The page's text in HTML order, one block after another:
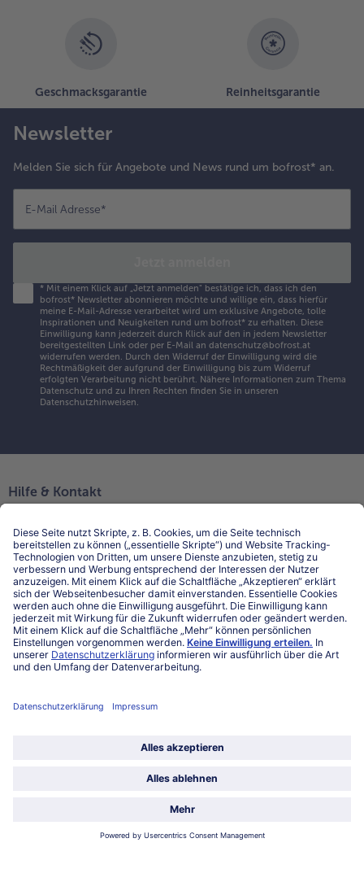
Geschmacksgarantie Reinheitsgarantie
Newsletter
Melden Sie sich für Angebote und News rund um bofrost* an.
E-Mail Adresse*
* Mit einem Klick auf „Jetzt anmelden" bestätige ich, dass ich den
bofrost* Newsletter abonnieren möchte und willige ein, dass hierfür
meine E-Mail-Adresse verarbeitet wird um exklusive Angebote, tolle
Inspirationen und Neuigkeiten rund um bofrost* zu erhalten. Diese
Einwilligung kann jederzeit durch Klick auf den in jedem Newsletter
bereitgestellten Link oder per E-Mail an datenschutz@bofrost.at
widerrufen werden. Durch den Widerruf der Einwilligung wird die
Rechtmäßigkeit der aufgrund der Einwilligung bis zum Widerruf
erfolgten Verarbeitung nicht berührt. Nähere Informationen zum Thema
Datenschutz und zu Ihren Rechten finden Sie in unseren
Datenschutzhinweisen.
Hilfe & Kontakt
Kontakt
FAQ
Service
Unternehmen